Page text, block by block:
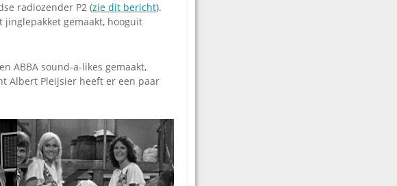
radiozender P2 (zie dit bericht).
jinglepakket gemaakt, hooguit
ABBA sound-a-likes gemaakt,
Albert Pleijsier heeft er een paar